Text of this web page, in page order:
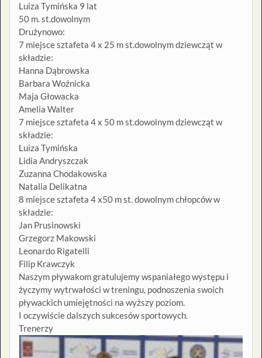
Luiza Tymińska 9 lat
50 m. st.dowolnym
Drużynowo:
7 miejsce sztafeta 4 x 25 m st.dowolnym dziewcząt w
składzie:
Hanna Dąbrowska
Barbara Woźnicka
Maja Głowacka
Amelia Walter
7 miejsce sztafeta 4 x 50 m st.dowolnym dziewcząt w
składzie:
Luiza Tymińska
Lidia Andryszczak
Zuzanna Chodakowska
Natalia Delikatna
8 miejsce sztafeta 4 x50 m st. dowolnym chłopców w
składzie:
Jan Prusinowski
Grzegorz Makowski
Leonardo Rigatelli
Filip Krawczyk
Naszym pływakom gratulujemy wspaniałego występu i
życzymy wytrwałości w treningu, podnoszenia swoich
pływackich umiejętności na wyższy poziom.
I oczywiście dalszych sukcesów sportowych.
Trenerzy